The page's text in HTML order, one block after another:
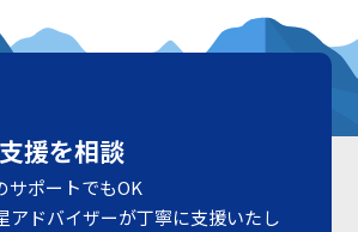
援を相談
サポートでもOK
アドバイザーが丁寧に支援いたし